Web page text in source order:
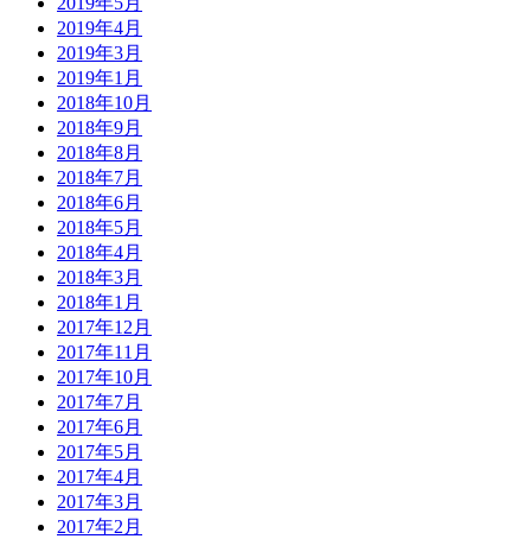
2019年4月
2019年3月
2019年1月
2018年10月
2018年9月
2018年8月
2018年7月
2018年6月
2018年5月
2018年4月
2018年3月
2018年1月
2017年12月
2017年11月
2017年10月
2017年7月
2017年6月
2017年5月
2017年4月
2017年3月
2017年2月